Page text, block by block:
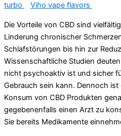
turbo
Viho vape flavors
Die Vorteile von CBD sind
Linderung chronischer
Schlafstörungen bis hin zur
Wissenschaftliche Studien
nicht psychoaktiv ist und sicher
Gebrauch sein kann. Dennoch
Konsum von CBD Produkten
gegebenenfalls einen Arzt zu
Sie bereits Medikamente